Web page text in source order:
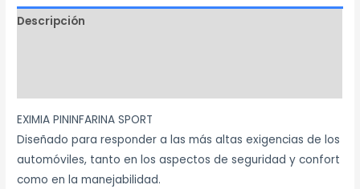
Descripción
EXIMIA PININFARINA SPORT
Diseñado para responder a las más altas exigencias de los
automóviles, tanto en los aspectos de seguridad y confort
como en la manejabilidad.